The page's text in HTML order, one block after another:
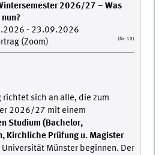
2026/27 – Was
- 23.09.2026
(Zoom)
(Nr: 12)
richtet sich an alle, die zum
2026/27 mit einem
Studium (Bachelor,
Kirchliche Prüfung u. Magister
Münster beginnen. Der